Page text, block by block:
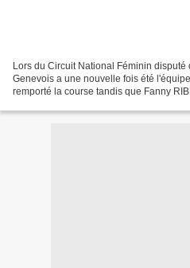
Lors du Circuit National Féminin disputé
Genevois a une nouvelle fois été
remporté la course tandis que Fanny